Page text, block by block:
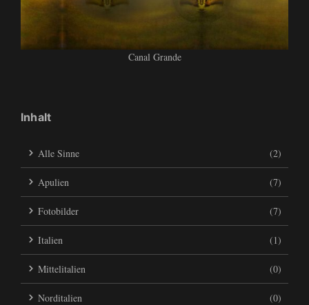
Canal Grande
Inhalt
Alle Sinne (2)
Apulien (7)
Fotobilder (7)
Italien (1)
Mittelitalien (0)
Norditalien (0)